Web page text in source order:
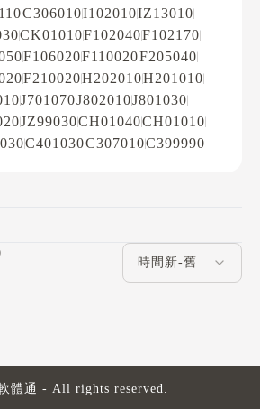
C306010I102010IZ13010
CK01010F102040F102170
F106020F110020F205040
F210020H202010H201010
J701070J802010J801030
JZ99030CH01040CH01010
C401030C307010C399990
評論排序
體通 - All rights reserved.